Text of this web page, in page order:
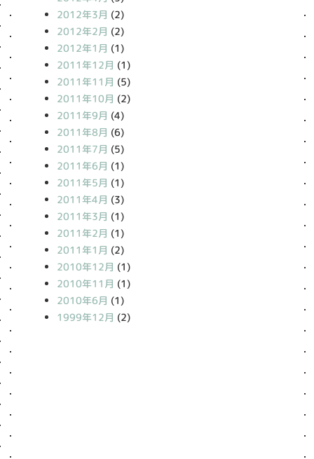
2012年3月 (2)
2012年2月 (2)
2012年1月 (1)
2011年12月 (1)
2011年11月 (5)
2011年10月 (2)
2011年9月 (4)
2011年8月 (6)
2011年7月 (5)
2011年6月 (1)
2011年5月 (1)
2011年4月 (3)
2011年3月 (1)
2011年2月 (1)
2011年1月 (2)
2010年12月 (1)
2010年11月 (1)
2010年6月 (1)
1999年12月 (2)